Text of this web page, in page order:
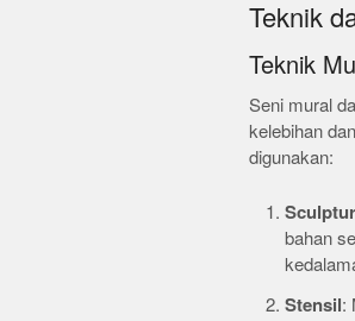
Teknik
Teknik
Seni mural
kelebihan
digunakan:
bahan
Stensil: